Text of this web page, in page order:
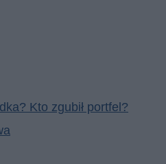
Kto zgubił portfel?